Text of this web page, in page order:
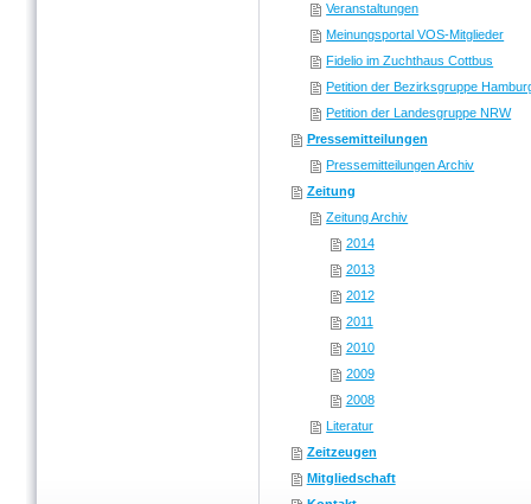
Veranstaltungen
Meinungsportal VOS-Mitglieder
Fidelio im Zuchthaus Cottbus
Petition der Bezirksgruppe
Petition der Landesgruppe NRW
Pressemitteilungen
Pressemitteilungen Archiv
Zeitung
Zeitung Archiv
2014
2013
2012
2011
2010
2009
2008
Literatur
Zeitzeugen
Mitgliedschaft